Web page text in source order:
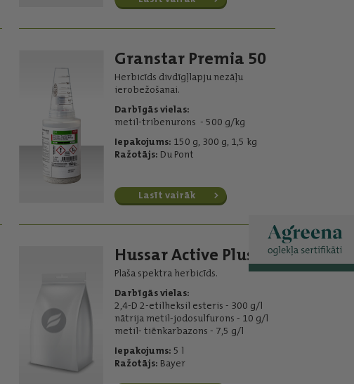
Granstar Premia 50
Herbicīds divdīgļlapju nezāļu
ierobežošanai.
Darbīgās vielas:
metil-tribenurons - 500 g/kg
Iepakojums: 150 g, 300 g, 1,5 kg
Ražotājs: Du Pont
Lasīt vairāk
Hussar Active Plus
Plaša spektra herbicīds.
Darbīgās vielas:
2,4-D 2-etilheksil esteris - 300 g/l
nātrija metil-jodosulfurons - 10 g/l
metil- tiēnkarbazons - 7,5 g/l
Iepakojums: 5 l
Ražotājs: Bayer